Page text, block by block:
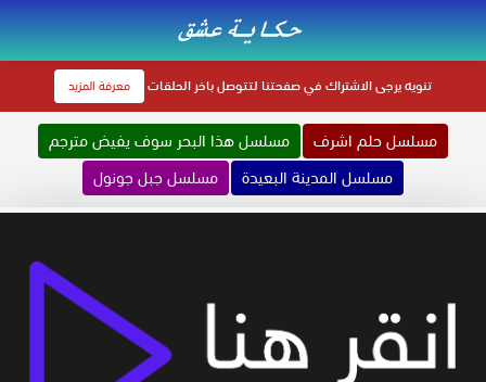
تنويهيرجى الاشتراك في صفحتنا لتتوصل باخر الحلقات معرفة المزيد
مسلسل حلم اشرف
مسلسل هذا البحر سوف يفيض مترجم
مسلسل المدينة البعيدة
مسلسل جبل جونول